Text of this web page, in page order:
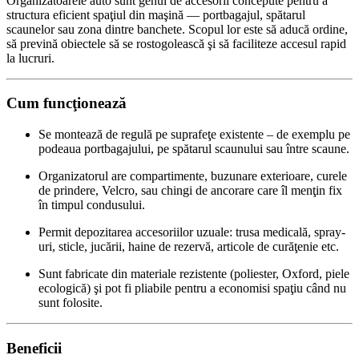
structura eficient spaţiul din maşină — portbagajul, spătarul
scaunelor sau zona dintre banchete. Scopul lor este să aducă ordine,
să prevină obiectele să se rostogolească şi să faciliteze accesul rapid
la lucruri.
Cum funcţionează
Se montează de regulă pe suprafeţe existente – de exemplu pe
podeaua portbagajului, pe spătarul scaunului sau între scaune.
Organizatorul are compartimente, buzunare exterioare, curele
de prindere, Velcro, sau chingi de ancorare care îl menţin fix
în timpul condusului.
Permit depozitarea accesoriilor uzuale: trusa medicală, spray-
uri, sticle, jucării, haine de rezervă, articole de curăţenie etc.
Sunt fabricate din materiale rezistente (poliester, Oxford, piele
ecologică) şi pot fi pliabile pentru a economisi spaţiu când nu
sunt folosite.
Beneficii